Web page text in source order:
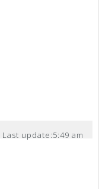
Last update:5:49 am